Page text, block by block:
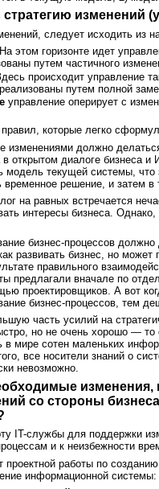
стратегию изменений
следует исходить из
этом горизонте идет
путем частичного
происходит управление
путем полной
управление оперирует с
которые легко
изменениями должно
открытом диалоге бизнеса
модель текущей системы,
временное решение, и затем в
на равных встречается
интересы бизнеса.
бизнес-процессов
развивать бизнес, но
правильного
предлагали вначале по
проектировщиков. А вот
бизнес-процессов, тем
часть усилий на
но не очень хорошо — то
мире сотен маленьких
все носители знаний о
невозможно.
со стороны
IT-службы для поддержки
и к неизбежности
работы по
информационной системы: